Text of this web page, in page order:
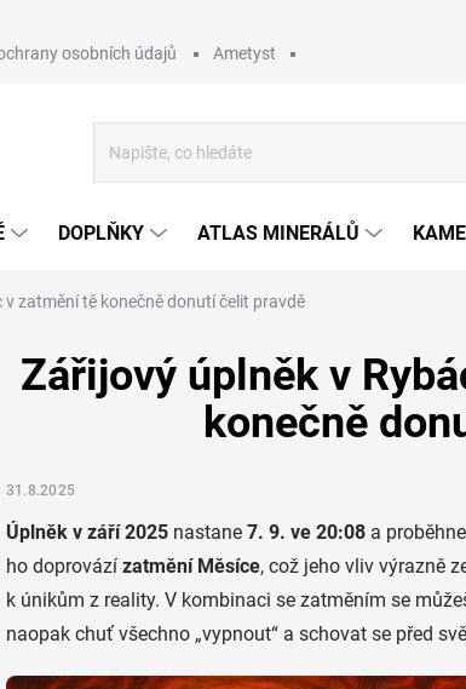
osobních údajů Ametyst
DOPLŇKY ATLAS MINERÁLŮ
zatmění tě konečně donutí čelit pravdě
Zářijový úplněk v
konečně
31.8.2025
Úplněk v září 2025 nastane 7. 9. ve 20:08 a
ho doprovází zatmění Měsíce, což jeho vliv výrazně
k únikům z reality. V kombinaci se zatměním se
naopak chuť všechno „vypnout“ a schovat se před